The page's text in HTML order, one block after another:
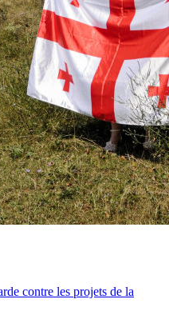
contre les projets de la